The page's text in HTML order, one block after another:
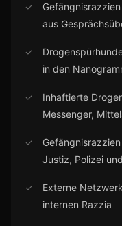
✓
aus
✓
in den
✓
Inhaftierte
Messenger,
✓
Justiz, Polizei
✓
Externe
internen Razzia